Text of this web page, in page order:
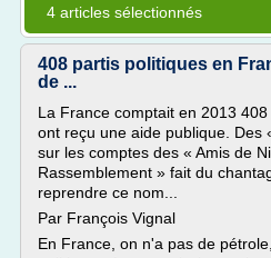
4 articles sélectionnés
408 partis politiques en
de ...
La France comptait en 2013
ont reçu une aide publique. Des
sur les comptes des « Amis de
Rassemblement » fait du
reprendre ce nom...
Par François Vignal
En France, on n'a pas de